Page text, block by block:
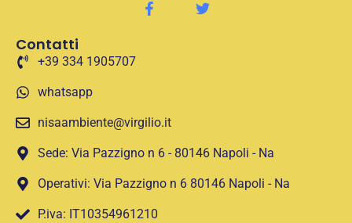
Contatti
+39 334 1905707
whatsapp
nisaambiente@virgilio.it
Sede: Via Pazzigno n 6 - 80146 Napoli - Na
Operativi: Via Pazzigno n 6 80146 Napoli - Na
P.iva: IT10354961210